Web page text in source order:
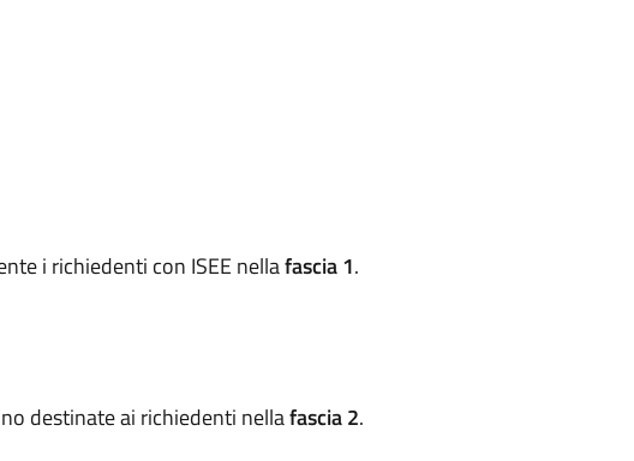
i richiedenti con ISEE nellafascia 1.
destinate ai richiedenti nellafascia 2.